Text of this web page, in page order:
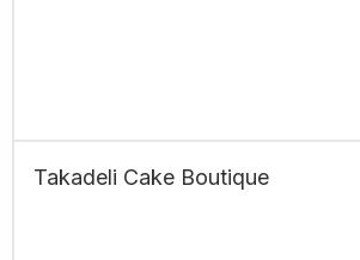
Takadeli Cake Boutique